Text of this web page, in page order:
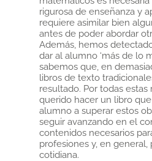
rigurosa de enseñanza y
requiere asimilar bien
antes de poder abordar
Además, hemos
dar al alumno ‘más de lo
sabemos que, en
libros de texto
resultado. Por todas estas
querido hacer un libro
alumno a superar estos
seguir avanzando en el
contenidos necesarios
profesiones y, en general,
cotidiana.